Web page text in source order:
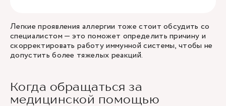
Легкие проявления аллергии тоже стоит обсудить со
специалистом — это поможет определить причину и
скорректировать работу иммунной системы, чтобы не
допустить более тяжелых реакций.
Когда обращаться за
медицинской помощью